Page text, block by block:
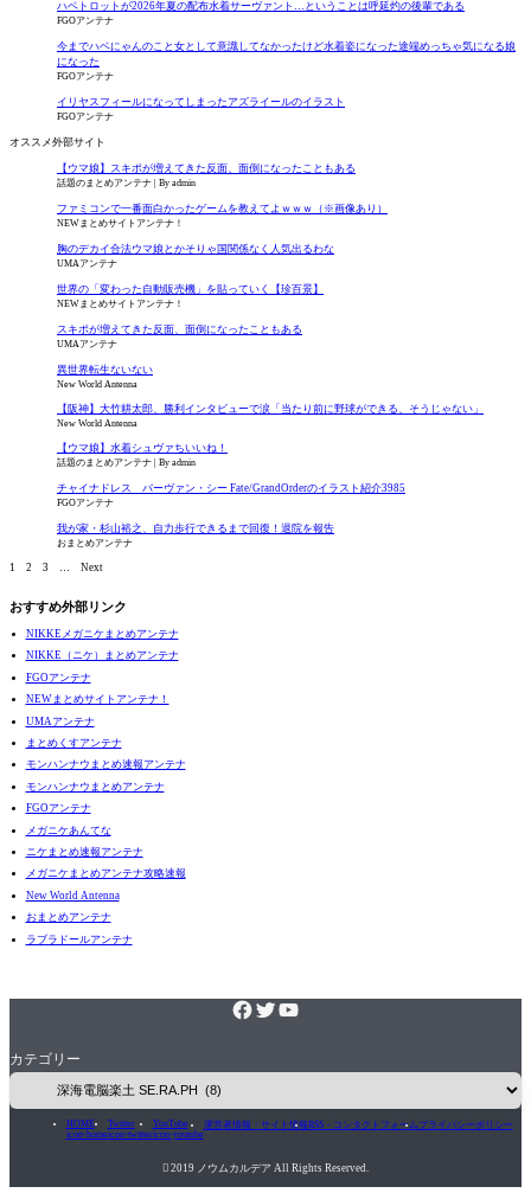
ハベトロットが2026年夏の配布水着サーヴァント…ということは呼延灼の後輩である
FGOアンテナ
今までハベにゃんのこと女として意識してなかったけど水着姿になった途端めっちゃ気になる娘
になった
FGOアンテナ
イリヤスフィールになってしまったアズライールのイラスト
FGOアンテナ
オススメ外部サイト
【ウマ娘】スキポが増えてきた反面、面倒になったこともある
話題のまとめアンテナ By admin
ファミコンで一番面白かったゲームを教えてよｗｗｗ（※画像あり）
NEWまとめサイトアンテナ！
胸のデカイ合法ウマ娘とかそりゃ国関係なく人気出るわな
UMAアンテナ
世界の「変わった自動販売機」を貼っていく【珍百景】
NEWまとめサイトアンテナ！
スキポが増えてきた反面、面倒になったこともある
UMAアンテナ
異世界転生ないない
New World Antenna
【阪神】大竹耕太郎、勝利インタビューで涙「当たり前に野球ができる、そうじゃない」
New World Antenna
【ウマ娘】水着シュヴァちいいね！
話題のまとめアンテナ By admin
チャイナドレス バーヴァン・シー Fate/GrandOrderのイラスト紹介3985
FGOアンテナ
我が家・杉山裕之、自力歩行できるまで回復！退院を報告
おまとめアンテナ
1 2 3 … Next
おすすめ外部リンク
NIKKEメガニケまとめアンテナ
NIKKE（ニケ）まとめアンテナ
FGOアンテナ
NEWまとめサイトアンテナ！
UMAアンテナ
まとめくすアンテナ
モンハンナウまとめ速報アンテナ
モンハンナウまとめアンテナ
FGOアンテナ
メガニケあんてな
ニケまとめ速報アンテナ
メガニケまとめアンテナ攻略速報
New World Antenna
おまとめアンテナ
ラブラドールアンテナ
カテゴリー
HOME
icon-home
Twitter
icon-twitter
YouTube
icon-youtube
運営者情報・サイト情報RSS・コンタクトフォームプライバシーポリシー
 2019 ノウムカルデア All Rights Reserved.